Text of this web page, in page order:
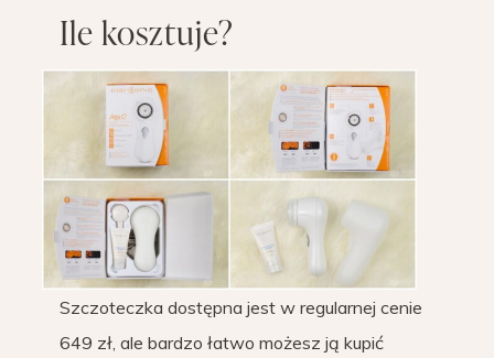
Ile kosztuje?
Szczoteczka dostępna jest w regularnej cenie
649 zł, ale bardzo łatwo możesz ją kupić